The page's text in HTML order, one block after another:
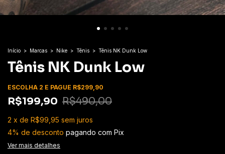
Início > Marcas > Nike > Tênis > Tênis NK Dunk Low
Tênis NK Dunk Low
ESCOLHA 2 E PAGUE R$299,90
R$199,90 R$490,00
2 x de R$99,95 sem juros
4% de desconto pagando com Pix
Ver mais detalhes